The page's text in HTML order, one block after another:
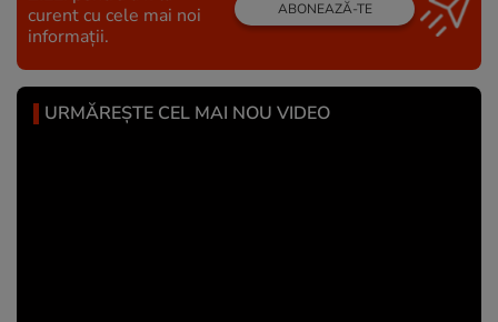
curent cu cele mai noi
informații.
ABONEAZĂ-TE
URMĂREȘTE CEL MAI NOU VIDEO